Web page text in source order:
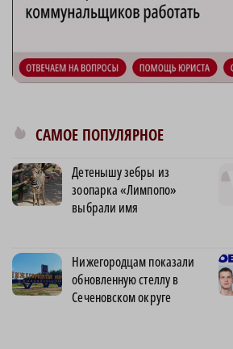
САМОЕ ПОПУЛЯРНОЕ
Детенышу зебры из
зоопарка «Лимпопо»
выбрали имя
Нижегородцам показали
обновленную стеллу в
Сеченовском округе